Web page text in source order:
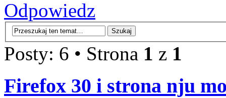
Odpowiedz
Posty: 6 • Strona 1 z 1
Firefox 30 i strona nju